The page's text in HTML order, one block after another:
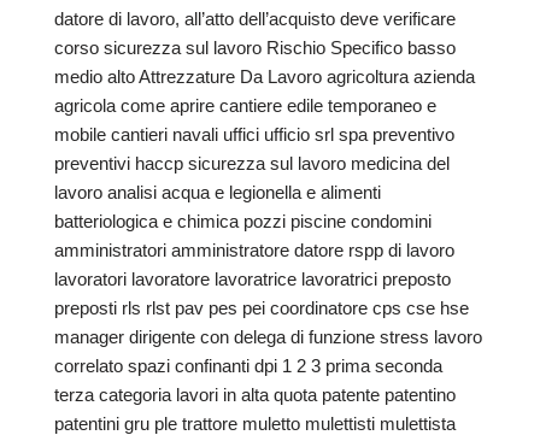
datore di lavoro, all’atto dell’acquisto deve verificare
corso sicurezza sul lavoro Rischio Specifico basso
medio alto Attrezzature Da Lavoro agricoltura azienda
agricola come aprire cantiere edile temporaneo e
mobile cantieri navali uffici ufficio srl spa preventivo
preventivi haccp sicurezza sul lavoro medicina del
lavoro analisi acqua e legionella e alimenti
batteriologica e chimica pozzi piscine condomini
amministratori amministratore datore rspp di lavoro
lavoratori lavoratore lavoratrice lavoratrici preposto
preposti rls rlst pav pes pei coordinatore cps cse hse
manager dirigente con delega di funzione stress lavoro
correlato spazi confinanti dpi 1 2 3 prima seconda
terza categoria lavori in alta quota patente patentino
patentini gru ple trattore muletto mulettisti mulettista